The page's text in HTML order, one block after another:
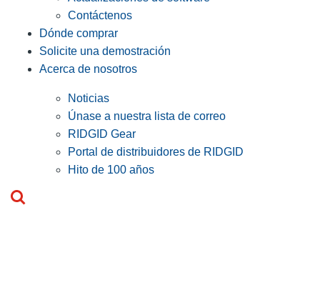
Contáctenos
Dónde comprar
Solicite una demostración
Acerca de nosotros
Noticias
Únase a nuestra lista de correo
RIDGID Gear
Portal de distribuidores de RIDGID
Hito de 100 años